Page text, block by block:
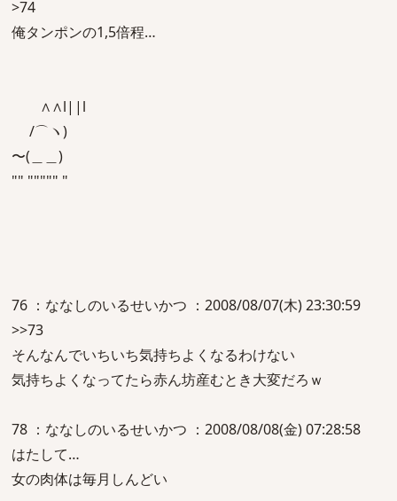
>74
俺タンポンの1,5倍程…
∧∧l||l
/⌒ヽ)
〜(＿＿)
"" """"" "
76 ：ななしのいるせいかつ ：2008/08/07(木) 23:30:59
>>73
そんなんでいちいち気持ちよくなるわけない
気持ちよくなってたら赤ん坊産むとき大変だろｗ
78 ：ななしのいるせいかつ ：2008/08/08(金) 07:28:58
はたして…
女の肉体は毎月しんどい